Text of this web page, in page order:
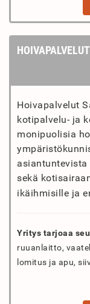
Hoivapalvelut
kotipalvelu- ja
monipuolisia
sekä
ikäihmisille ja
Yritys tarjoaa
ruuanlaitto,
lomitus ja apu,